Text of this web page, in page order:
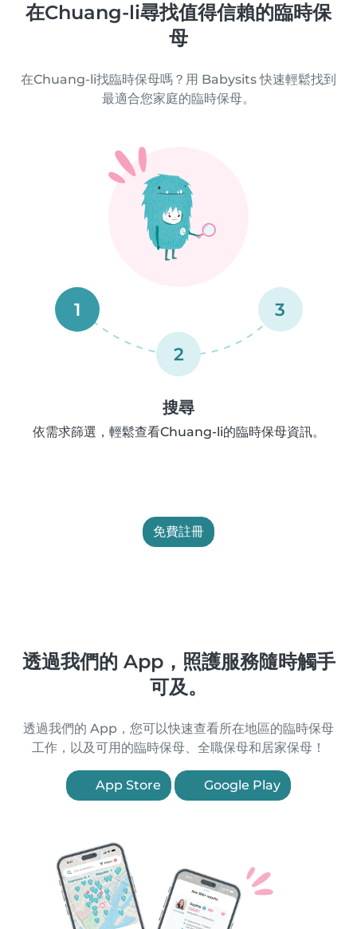
在Chuang-li尋找值得信賴的臨時保
母
在Chuang-li找臨時保母嗎？用 Babysits 快速輕鬆找到
最適合您家庭的臨時保母。
1
2
3
搜尋
依需求篩選，輕鬆查看Chuang-li的臨時保母資訊。
免費註冊
透過我們的 App，照護服務隨時觸手
可及。
透過我們的 App，您可以快速查看所在地區的臨時保母
工作，以及可用的臨時保母、全職保母和居家保母！
App Store Google Play